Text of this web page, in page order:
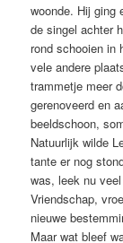
woonde. Hij ging
de singel achter
rond schooien in
vele andere
trammetje meer
gerenoveerd en
beeldschoon,
Natuurlijk wilde
tante er nog
was, leek nu
Vriendschap,
nieuwe
Maar wat bleef